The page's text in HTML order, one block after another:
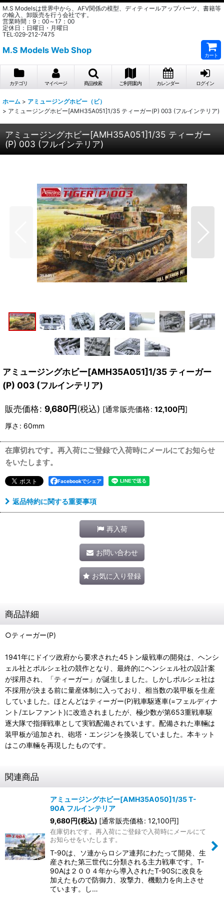
M.S Modelsは世界中から、AFV関係の模型、ディティールアップパーツ、書籍等
の輸入、卸販売を行う会社です。
営業時間：9：00～17：00
定休日：日曜日・月曜日
TEL:029-212-7475
M.S Models Web Shop
カート
カテゴリ マイページ 商品検索 ご利用案内 カレンダー ログイン
ホーム > アミュージングホビー（ビ）
> アミュージングホビー[AMH35A051]1/35 ティーガー(P) 003 (フルインテリア)
アミュージングホビー[AMH35A051]1/35 ティーガー
(P) 003 (フルインテリア)
アミュージングホビー[AMH35A051]1/35 ティーガー
(P) 003 (フルインテリア)
販売価格: 9,680円(税込) [通常販売価格: 12,100円]
厚さ : 60mm
在庫切れです。再入荷にご登録で入荷時にメールにてお知らせ
をいたします。
Facebookでシェア
返品特約に関する重要事項
再入荷
お問い合わせ
お気に入り登録
商品詳細
○ティーガー(P)
1941年にドイツ政府から要求された45トン級戦車の開発は、ヘンシ
ェル社とポルシェ社の競作となり、最終的にヘンシェル社の設計案
が採用され、「ティーガー」が誕生しました。しかしポルシェ社は
不採用が決まる前に量産体制に入っており、相当数の装甲板を生産
していました。ほとんどはティーガー(P)戦車駆逐車(=フェルディナ
ント/エレファント)に改造されましたが、極少数が第653重戦車駆
逐大隊で指揮戦車として実戦配備されています。配備された車輛は
装甲板が追加され、砲塔・エンジンを換装していました。本キット
はこの車輛を再現したものです。
関連商品
アミュージングホビー[AMH35A050]1/35 T-
90A フルインテリア
9,680円(税込) [通常販売価格: 12,100円]
在庫切れです。再入荷にご登録で入荷時にメールにて
お知らせをいたします。
T-90は、ソ連からロシア連邦にわたって開発、生
産された第三世代に分類される主力戦車です。T-
90Aは２００４年から導入されたT-90Sに改良を
加えたもので防御力、攻撃力、機動力を向上させ
ています。し…